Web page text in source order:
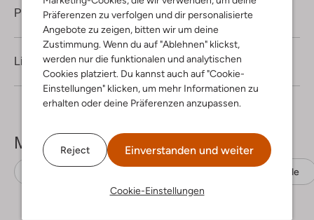
Präferenzen zu verfolgen und dir personalisierte
Angebote zu zeigen, bitten wir um deine
Zustimmung. Wenn du auf "Ablehnen" klickst,
werden nur die funktionalen und analytischen
Cookies platziert. Du kannst auch auf "Cookie-
Einstellungen" klicken, um mehr Informationen zu
erhalten oder deine Präferenzen anzupassen.
Reject Einverstanden und weiter
Cookie-Einstellungen
Produktinformation
Lieferung & Rückgabe
Mehr sehen
Baumwolle